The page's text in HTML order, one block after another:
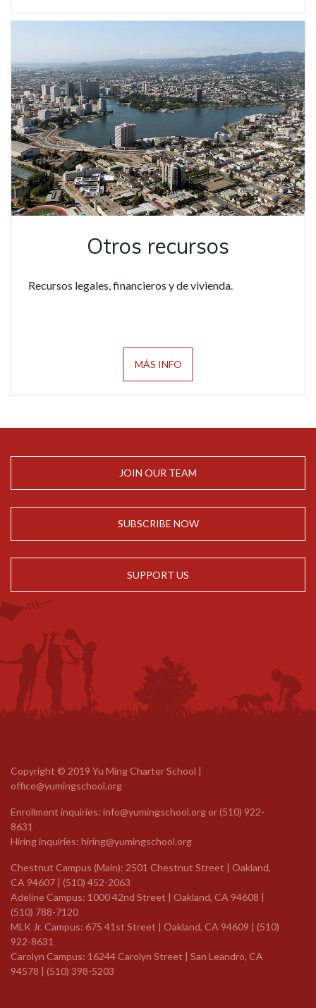
Otros recursos
Recursos legales, financieros y de vivienda.
MÁS INFO
JOIN OUR TEAM
SUBSCRIBE NOW
SUPPORT US
Copyright © 2019 Yu Ming Charter School |
office@yumingschool.org
Enrollment inquiries: info@yumingschool.org or(510) 922-
8631
Hiring inquiries: hiring@yumingschool.org
Chestnut Campus (Main): 2501 Chestnut Street | Oakland,
CA 94607 | (510) 452-2063
Adeline Campus: 1000 42nd Street | Oakland, CA 94608 |
(510) 788-7120
MLK Jr. Campus: 675 41st Street | Oakland, CA 94609 | (510)
922-8631
Carolyn Campus: 16244 Carolyn Street | San Leandro, CA
94578 | (510) 398-5203